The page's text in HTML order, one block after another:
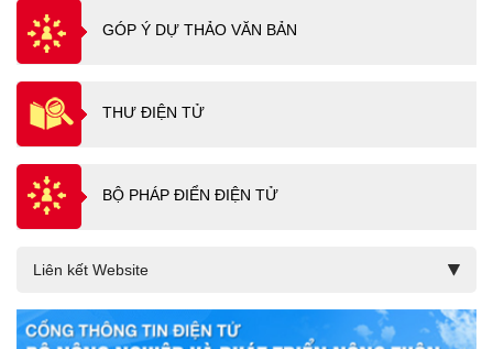
GÓP Ý DỰ THẢO VĂN BẢN
THƯ ĐIỆN TỬ
BỘ PHÁP ĐIỂN ĐIỆN TỬ